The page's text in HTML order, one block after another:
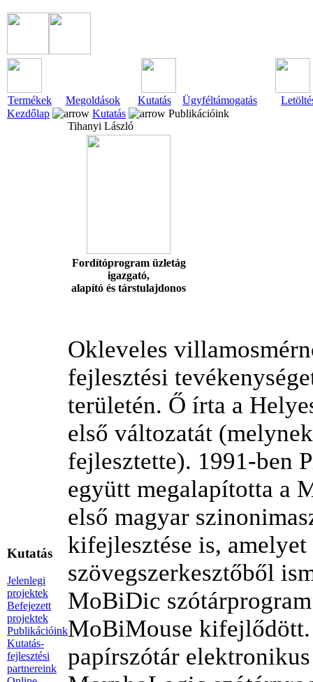
Termékek Megoldások Kutatás Ügyféltámogatás
Kezdőlap
Kutatás Publikációink
Kutatás
Jelenlegi
projektek
Befejezett
projektek
Publikációink
Kutatás-
fejlesztési
partnereink
Tihanyi László
Fordítóprogram üzletág
igazgató,
alapító és társtulajdonos
Okleveles
fejlesztési
területén. Ő írta a
első változatát
fejlesztette). 1991-ben
együtt megalapította a
első magyar
kifejlesztése is,
szövegszerkesztőből
MoBiDic
MoBiMouse kifejlődött.
papírszótár